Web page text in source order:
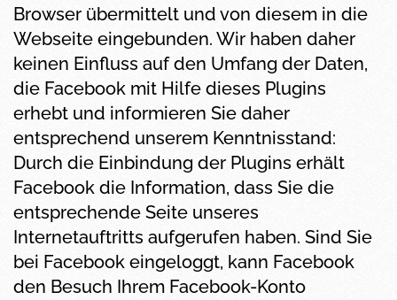
Browser übermittelt und von diesem in die
Webseite eingebunden. Wir haben daher
keinen Einfluss auf den Umfang der Daten,
die Facebook mit Hilfe dieses Plugins
erhebt und informieren Sie daher
entsprechend unserem Kenntnisstand:
Durch die Einbindung der Plugins erhält
Facebook die Information, dass Sie die
entsprechende Seite unseres
Internetauftritts aufgerufen haben. Sind Sie
bei Facebook eingeloggt, kann Facebook
den Besuch Ihrem Facebook-Konto